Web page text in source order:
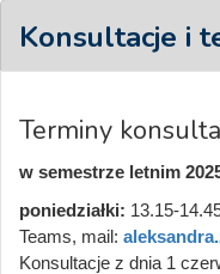
Konsultacje i
Terminy
w semestrze letnim
poniedziałki: 13.15-
Teams, mail:
Konsultacje z dnia 1